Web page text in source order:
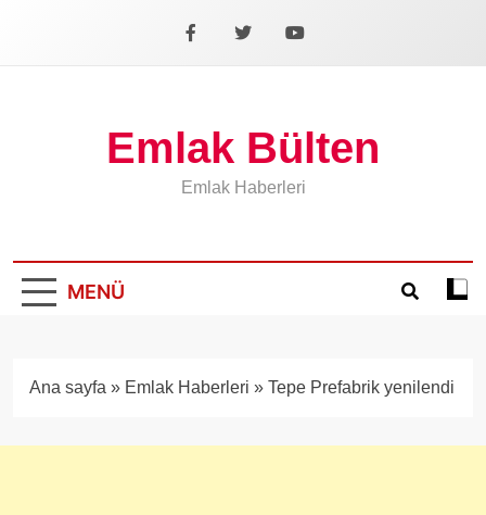
Facebook
X YouTube
Emlak Bülten
Emlak Haberleri
MENÜ
Koyu
veya
Ana sayfa » Emlak Haberleri » Tepe Prefabrik yenilendi